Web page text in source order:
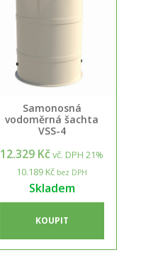
Samonosná
vodoměrná šachta
VSS-4
12.329 Kčvč. DPH 21%
10.189 Kč bez DPH
Skladem
KOUPIT